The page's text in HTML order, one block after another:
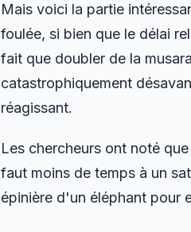
Mais voici la partie
foulée, si bien que le délai
fait que doubler de la
catastrophiquement
réagissant.
Les chercheurs ont noté
faut moins de temps à un
épinière d'un éléphant pour